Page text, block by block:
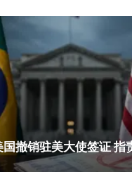
国撤销驻美大使签证 指